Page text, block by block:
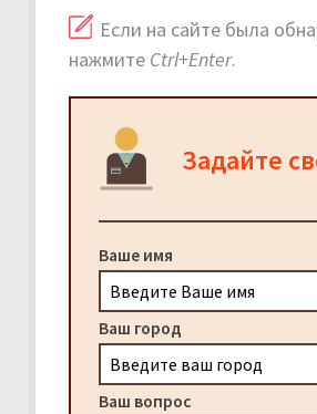
Если на сайте была
нажмите Ctrl+Enter.
Задайте
Ваше имя
Ваш город
Ваш вопрос